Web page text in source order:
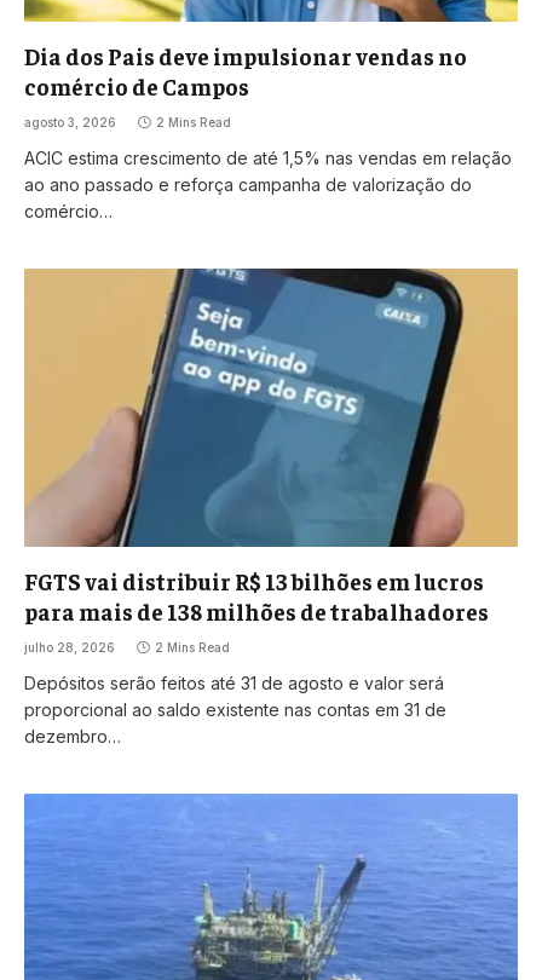
Dia dos Pais deve impulsionar vendas no
comércio de Campos
agosto 3, 2026 2 Mins Read
ACIC estima crescimento de até 1,5% nas vendas em relação
ao ano passado e reforça campanha de valorização do
comércio…
FGTS vai distribuir R$ 13 bilhões em lucros
para mais de 138 milhões de trabalhadores
julho 28, 2026 2 Mins Read
Depósitos serão feitos até 31 de agosto e valor será
proporcional ao saldo existente nas contas em 31 de
dezembro…